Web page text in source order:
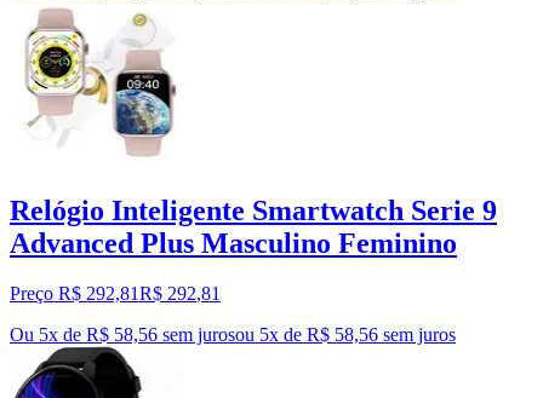
Relógio Inteligente Smartwatch Serie 9
Advanced Plus Masculino Feminino
Preço R$ 292,81R$ 292,81
Ou 5x de R$ 58,56 sem jurosou 5x de R$ 58,56 sem juros